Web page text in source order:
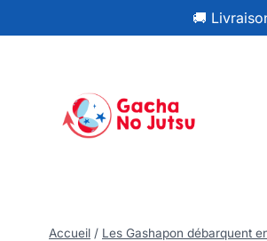
🚚
Accueil / Les Gashapon débarquent